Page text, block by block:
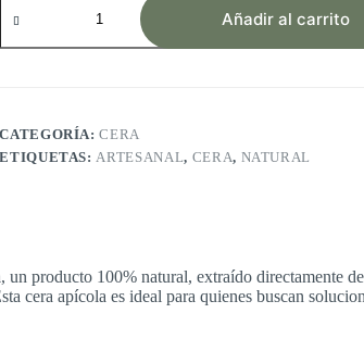
de
pura
Añadir al carrito
CATEGORÍA:CERA
ETIQUETAS:ARTESANAL, CERA, NATURAL
, un producto 100% natural, extraído directamente de
cera apícola es ideal para quienes buscan